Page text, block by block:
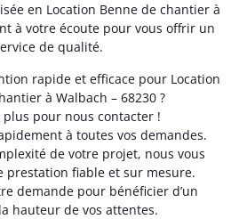
en Location Benne de chantier à
à votre écoute pour vous offrir un
de qualité.
rapide et efficace pour Location
à Walbach – 68230 ?
plus pour nous contacter !
à toutes vos demandes.
de votre projet, nous vous
prestation fiable et sur mesure.
demande pour bénéficier d’un
hauteur de vos attentes.